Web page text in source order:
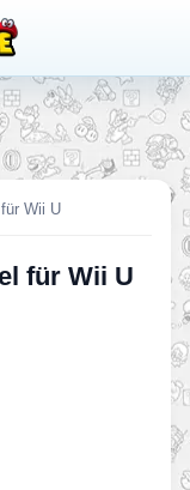
Wii U
für Wii U